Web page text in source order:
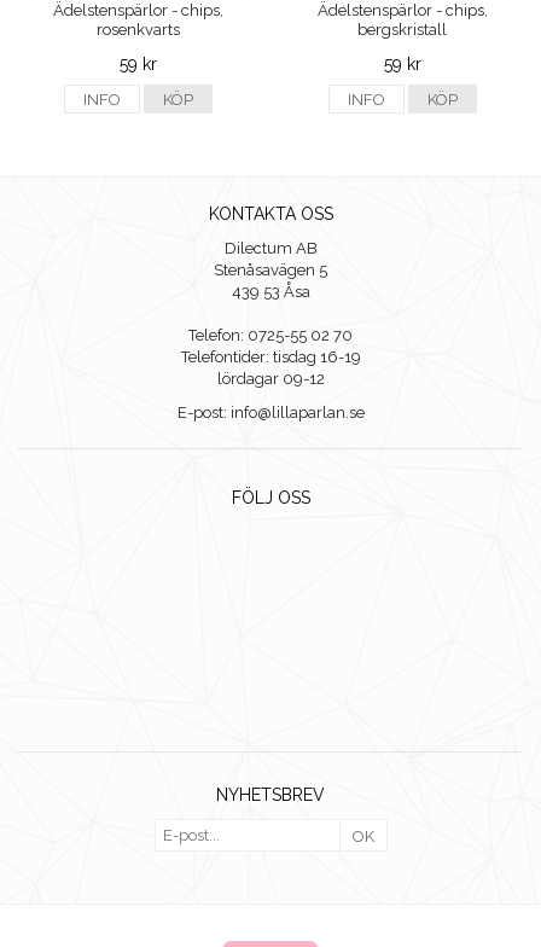
Ädelstenspärlor - chips,
rosenkvarts
59 kr
INFO KÖP
Ädelstenspärlor - chips,
bergskristall
59 kr
INFO KÖP
KONTAKTA OSS
Dilectum AB
Stenåsavägen 5
439 53 Åsa
Telefon: 0725-55 02 70
Telefontider: tisdag 16-19
lördagar 09-12
E-post: info@lillaparlan.se
FÖLJ OSS
NYHETSBREV
OK